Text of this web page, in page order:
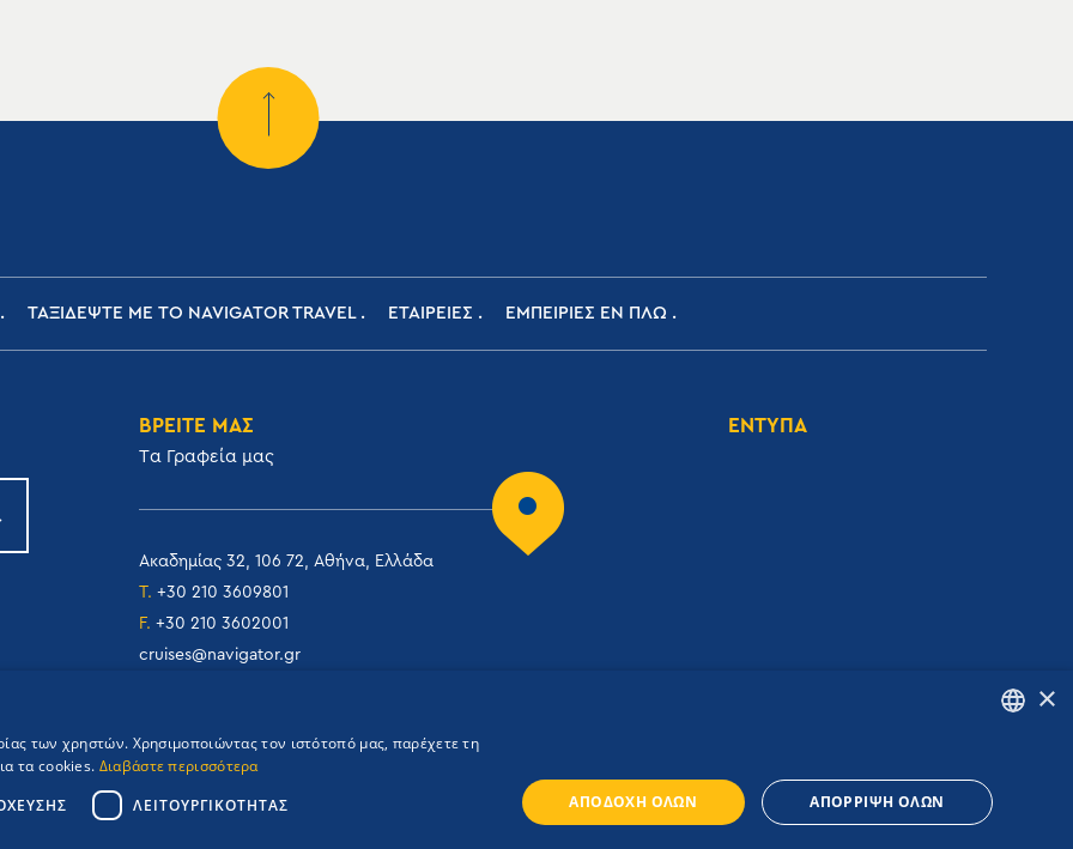
ΤΑΞΙΔΕΨΤΕ ΜΕ ΤΟ NAVIGATOR TRAVEL ΕΤΑΙΡΕΙΕΣ ΕΜΠΕΙΡΙΕΣ ΕΝ ΠΛΩ
ΒΡΕΙΤΕ ΜΑΣ
Tα Γραφεία μας
Ακαδημίας 32, 106 72, Αθήνα, Ελλάδα
T. +30 210 3609801
F. +30 210 3602001
cruises@navigator.gr
ΕΝΤΥΠΑ
GREEK
×
των χρηστών. Χρησιμοποιώντας τον ιστότοπό μας, παρέχετε τη
τα cookies. Διαβάστε περισσότερα
ΛΕΙΤΟΥΡΓΙΚΌΤΗΤΑΣ ΑΠΟΔΟΧΉ ΌΛΩΝ ΑΠΌΡΡΙΨΗ ΌΛΩΝ